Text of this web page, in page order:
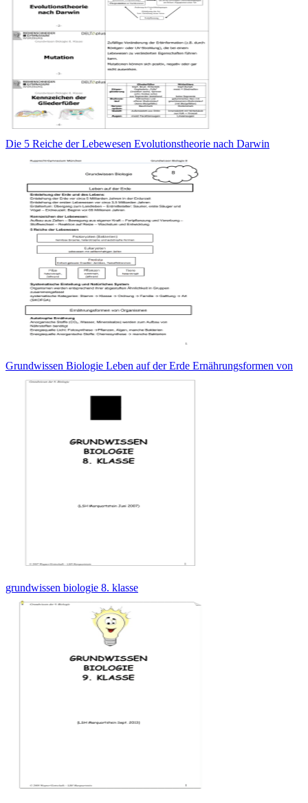
Die 5 Reiche der Lebewesen Evolutionstheorie nach Darwin
Grundwissen Biologie Leben auf der Erde Ernährungsformen von
grundwissen biologie 8. klasse